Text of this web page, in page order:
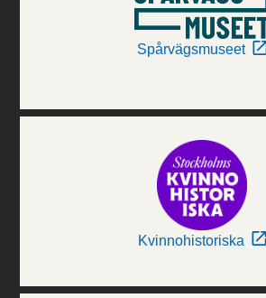
Spårvägsmuseet
Kvinnohistoriska